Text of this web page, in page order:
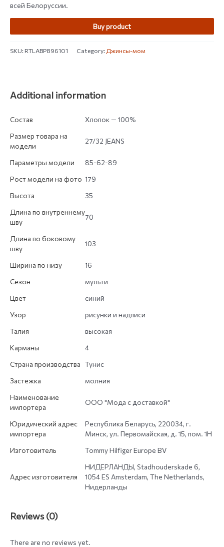
всей Белоруссии.
Buy product
SKU:RTLABP896101 Category: Джинсы-мом
Additional information
Состав
Хлопок — 100%
Размер товара на
модели
27/32 JEANS
Параметры модели
85-62-89
Рост модели на фото 179
Высота
35
Длина по внутреннему
шву
70
Длина по боковому
шву
103
Ширина по низу
16
Сезон
мульти
Цвет
синий
Узор
рисунки и надписи
Талия
высокая
Карманы
4
Страна производства Тунис
Застежка
молния
Наименование
импортера
ООО "Мода с доставкой"
Юридический адрес
импортера
Республика Беларусь, 220034, г.
Минск, ул. Первомайская, д. 15, пом. 1Н
Изготовитель
Tommy Hilfiger Europe BV
Адрес изготовителя
НИДЕРЛАНДЫ, Stadhouderskade 6,
1054 ES Amsterdam, The Netherlands,
Нидерланды
Reviews (0)
There are no reviews yet.